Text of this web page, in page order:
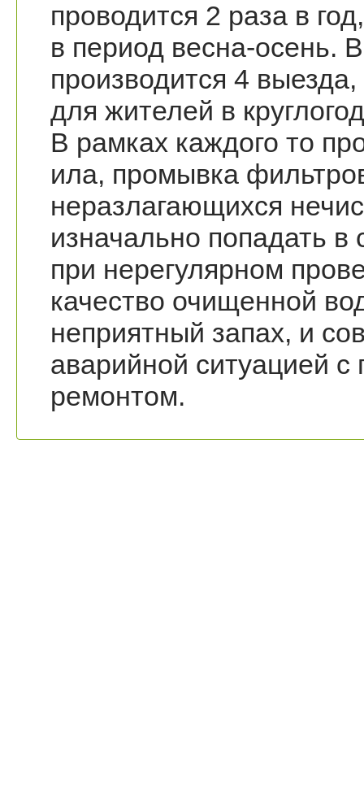
проводится 2 раза в
в период весна-осень.
производится 4
для жителей в
В рамках каждого то
ила, промывка
неразлагающихся
изначально попадать
при нерегулярном
качество очищенной
неприятный запах, и
аварийной ситуацией
ремонтом.